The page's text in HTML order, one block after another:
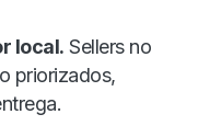
local. Sellers no
priorizados,